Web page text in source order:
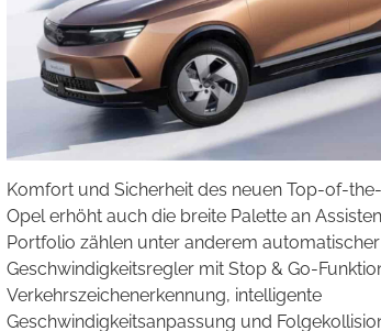
Komfort und Sicherheit des neuen Top-of-
Opel erhöht auch die breite Palette an
Portfolio zählen unter anderem automatischer
Geschwindigkeitsregler mit Stop & Go-
Verkehrszeichenerkennung, intelligente
Geschwindigkeitsanpassung und